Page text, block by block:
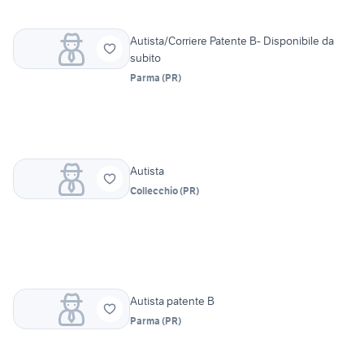
Autista/Corriere Patente B- Disponibile da
subito
Parma (PR)
Autista
Collecchio(PR)
Autista patente B
Parma (PR)